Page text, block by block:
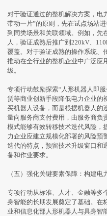
对于验证通过的整机解决方案，电
带动一片”的原则，先在试点场站
到同类场景和关联领域。例如，先
人，验证成熟后推广到220kV、
覆盖。对于验证成熟的操作系统、
推动在全行业的整机企业中广泛应
级。
专项行动鼓励探索“人形机器人即
赁等商业创新手段降低电力企业的
买机器人设备，而是根据机器人的
量向服务商支付费用，由服务商负
模式能够有效转移技术迭代风险，
力企业应建立规模化部署的风险预
迭代的特点，预留技术升级窗口和
备和作业要求。
（五）强化关键要素保障：构建电
专项行动从标准、人才、金融等多
身智能的长期发展奠定了基础。在
业和信息化部人形机器人与具身智